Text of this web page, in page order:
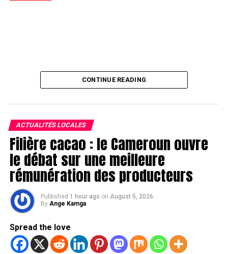
CONTINUE READING
ACTUALITÉS LOCALES
Filière cacao : le Cameroun ouvre
le débat sur une meilleure
rémunération des producteurs
Published 1 hour ago on August 5, 2026
By Ange Kamga
Spread the love